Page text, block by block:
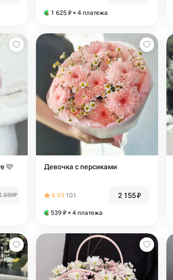
1 625 ₽ × 4 платежа
🩷
550₽
Девочка с персиками
4.99 101 2 155₽
539 ₽ × 4 платежа